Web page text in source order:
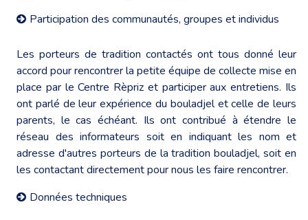
Participation des communautés, groupes et individus
Les porteurs de tradition contactés ont tous donné leur
accord pour rencontrer la petite équipe de collecte mise en
place par le Centre Rèpriz et participer aux entretiens. Ils
ont parlé de leur expérience du bouladjel et celle de leurs
parents, le cas échéant. Ils ont contribué à étendre le
réseau des informateurs soit en indiquant les nom et
adresse d'autres porteurs de la tradition bouladjel, soit en
les contactant directement pour nous les faire rencontrer.
Données techniques